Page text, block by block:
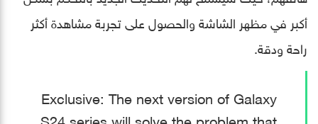
أكبر في مظهر الشاشة والحصول على تجربة مشاهدة أكثر
راحة ودقة.
Exclusive: The next version of Galaxy
S24 series will solve the problem that